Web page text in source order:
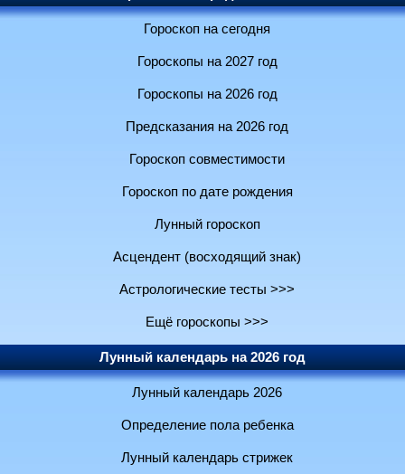
Гороскоп на сегодня
Гороскопы на 2027 год
Гороскопы на 2026 год
Предсказания на 2026 год
Гороскоп совместимости
Гороскоп по дате рождения
Лунный гороскоп
Асцендент (восходящий знак)
Астрологические тесты >>>
Ещё гороскопы >>>
Лунный календарь на 2026 год
Лунный календарь 2026
Определение пола ребенка
Лунный календарь стрижек